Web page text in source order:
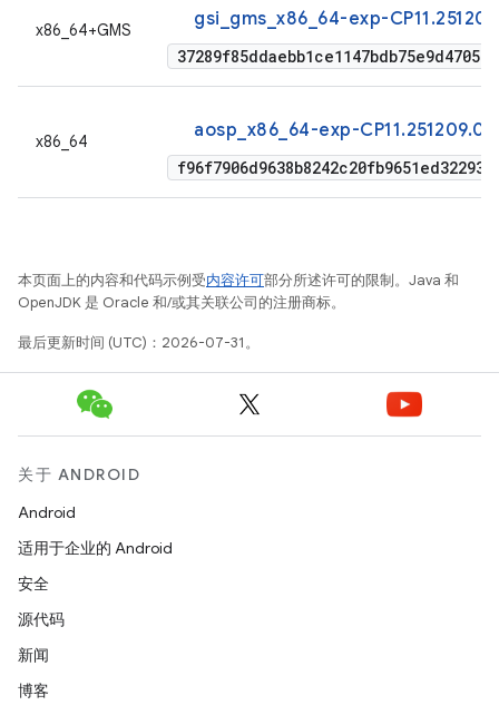
x86_64+GMS gsi_gms_x86_64-exp-
x86_64 aosp_x86_64-exp-
本页面上的内容和代码示例受内容许可部分所述许可的限制。Java 和
OpenJDK 是 Oracle 和/或其关联公司的注册商标。
最后更新时间 (UTC)：2026-07-31。
关于 ANDROID
Android
适用于企业的 Android
安全
源代码
新闻
博客